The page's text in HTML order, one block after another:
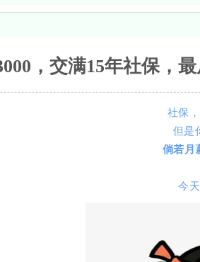
，交满15年社保，
社保
但是
倘若月
今